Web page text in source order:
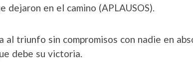
dejaron en el camino (APLAUSOS).
al triunfo sin compromisos con nadie en
debe su victoria.